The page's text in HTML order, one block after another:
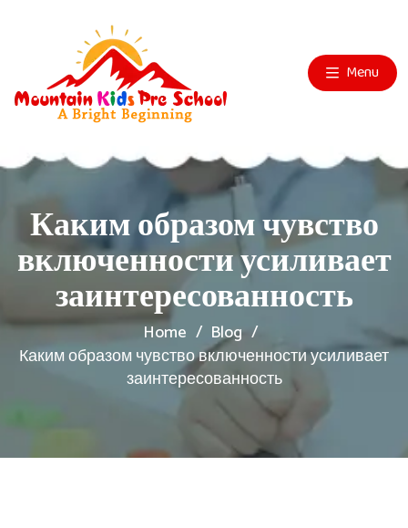
Menu
Каким образом чувство
включенности усиливает
заинтересованность
Home
Blog
Каким образом чувство включенности усиливает
заинтересованность